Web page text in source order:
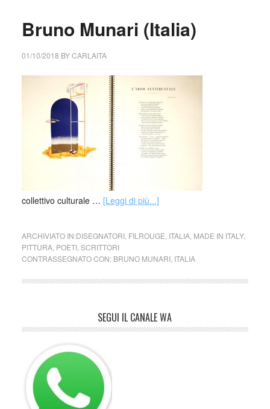
Bruno Munari (Italia)
01/10/2018 BYCARLAITA
collettivo culturale … [Leggi di più...]
ARCHIVIATO IN:DISEGNATORI, FILROUGE ITALIA, MADE IN ITALY,
PITTURA, POETI, SCRITTORI
CONTRASSEGNATO CON: BRUNO MUNARI, ITALIA
SEGUI IL CANALE WA